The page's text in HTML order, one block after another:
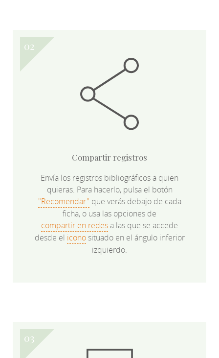
Compartir registros
Envía los registros bibliográficos a quien
quieras. Para hacerlo, pulsa el botón
"Recomendar" que verás debajo de cada
ficha, o usa las opciones de
compartir en redesa las que se accede
desde el iconosituado en el ángulo inferior
izquierdo.